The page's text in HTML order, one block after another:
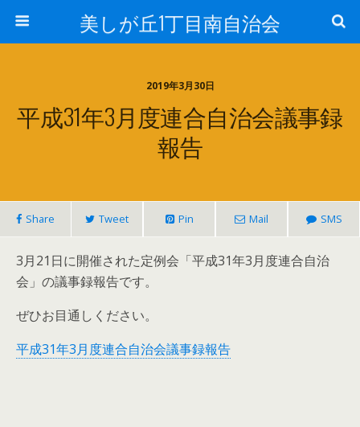
美しが丘1丁目南自治会
2019年3月30日
平成31年3月度連合自治会議事録
報告
Share Tweet Pin Mail SMS
3月21日に開催された定例会「平成31年3月度連合自治
会」の議事録報告です。
ぜひお目通しください。
平成31年3月度連合自治会議事録報告